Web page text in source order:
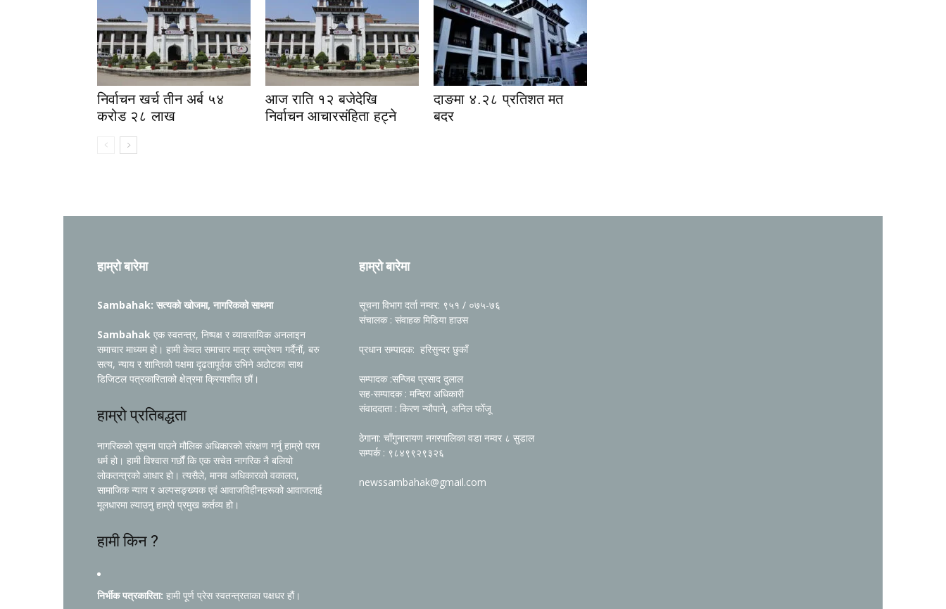
निर्वाचन खर्च तीन अर्ब ५४
करोड २८ लाख
आज राति १२ बजेदेखि
निर्वाचन आचारसंहिता हट्ने
दाङमा ४.२८ प्रतिशत मत
बदर
हाम्रो बारेमा
Sambahak: सत्यको खोजमा, नागरिकको साथमा
Sambahak एक स्वतन्त्र, निष्पक्ष र व्यावसायिक अनलाइन
समाचार माध्यम हो। हामी केवल समाचार मात्र सम्प्रेषण गर्दैनौं, बरु
सत्य, न्याय र शान्तिको पक्षमा दृढतापूर्वक उभिने अठोटका साथ
डिजिटल पत्रकारिताको क्षेत्रमा क्रियाशील छौं।
हाम्रो प्रतिबद्धता
नागरिकको सूचना पाउने मौलिक अधिकारको संरक्षण गर्नु हाम्रो परम
धर्म हो। हामी विश्वास गर्छौं कि एक सचेत नागरिक नै बलियो
लोकतन्त्रको आधार हो। त्यसैले, मानव अधिकारको वकालत,
सामाजिक न्याय र अल्पसङ्ख्यक एवं आवाजविहीनहरूको आवाजलाई
मूलधारमा ल्याउनु हाम्रो प्रमुख कर्तव्य हो।
हामी किन ?
निर्भीक पत्रकारिता: हामी पूर्ण प्रेस स्वतन्त्रताका पक्षधर हौं।
हाम्रो बारेमा
सूचना विभाग दर्ता नम्वर: ९५१ / ०७५-७६
संचालक : संवाहक मिडिया हाउस
प्रधान सम्पादक: हरिसुन्दर छुकाँ
सम्पादक :सन्जिब प्रसाद दुलाल
सह-सम्पादक : मन्दिरा अधिकारी
संवाददाता : किरण न्यौपाने, अनिल फोँजू
ठेगाना: चाँगुनारायण नगरपालिका वडा नम्वर ८ सुडाल
सम्पर्क : ९८४९९२९३२६
newssambahak@gmail.com